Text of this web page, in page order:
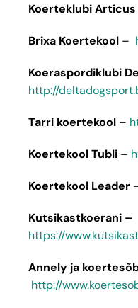
Koerteklubi Articus
Brixa Koertekool –
Koeraspordiklubi
http://
Tarri koertekool –
Koertekool Tubli –
Koertekool Leader
Kutsikastkoerani –
https://
Annely ja
http://